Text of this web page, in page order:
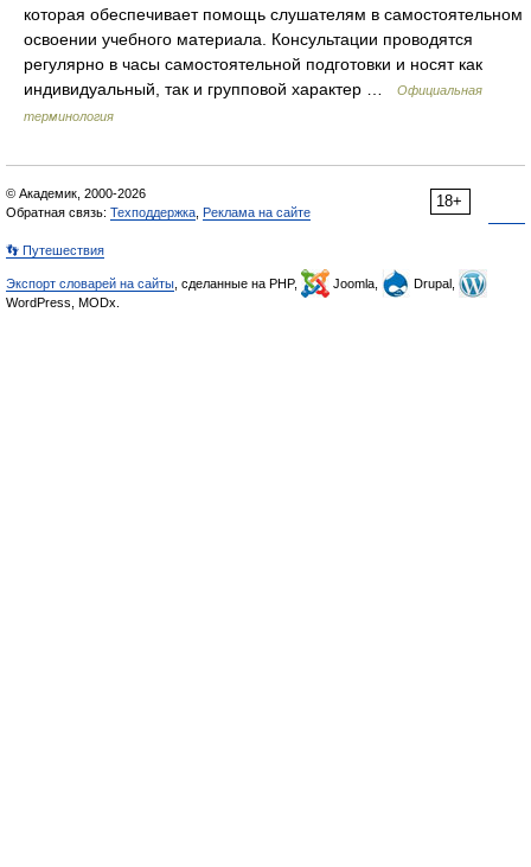
которая обеспечивает помощь слушателям в самостоятельном
освоении учебного материала. Консультации проводятся
регулярно в часы самостоятельной подготовки и носят как
индивидуальный, так и групповой характер …
Официальная
терминология
18+
© Академик, 2000-2026
Обратная связь: Техподдержка Реклама на сайте
👣 Путешествия
Экспорт словарей на сайты , сделанные на PHP, Joomla,
Drupal,
WordPress, MODx.